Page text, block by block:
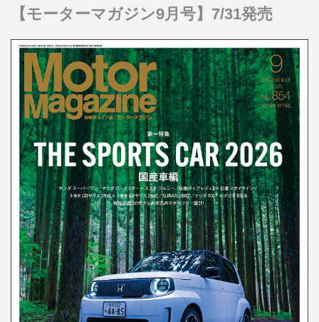
【モーターマガジン9月号】7/31発売